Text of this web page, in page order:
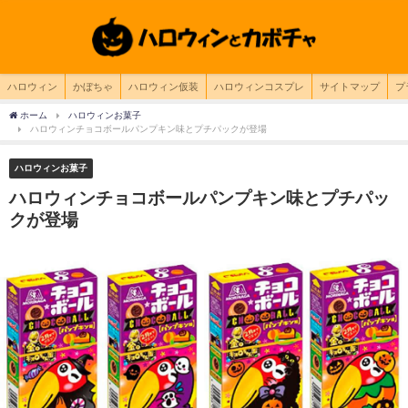
ハロウィン かぼちゃ ハロウィン仮装 ハロウィンコスプレ サイトマップ プ
ホーム
ハロウィンお菓子
ハロウィンチョコボールパンプキン味とプチパックが登場
ハロウィンお菓子
ハロウィンチョコボールパンプキン味とプチパッ
クが登場